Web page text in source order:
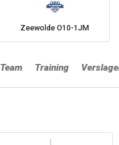
Zeewolde O10-1JM
Team Training